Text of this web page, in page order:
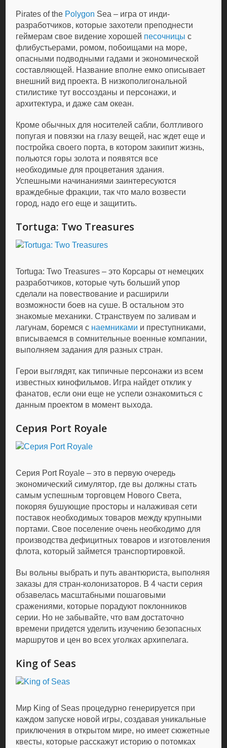
Pirates of the Polygon Sea – игра от инди-
разработчиков, которые захотели преподнести
геймерам свое видение хорошей песочницы с
флибустьерами, ромом, побоищами на море,
опасными подводными гадами и экономической
составляющей. Название вполне емко описывает
внешний вид проекта. В низкополигональной
стилистике тут воссозданы и персонажи, и
архитектура, и даже сам океан.
Кроме обычных для носителей сабли, болтливого
попугая и повязки на глазу вещей, нас ждет еще и
постройка своего порта, в котором закипит жизнь,
польются горы золота и появятся все
необходимые для процветания здания.
Успешными начинаниями заинтересуются
враждебные фракции, так что мало возвести
город, надо его еще и защитить.
Tortuga: Two Treasures
Tortuga: Two Treasures – это Корсары от немецких
разработчиков, которые чуть больший упор
сделали на повествование и расширили
возможности боев на суше. В остальном это
знакомые механики. Странствуем по заливам и
лагунам, боремся с наемниками и преступниками,
вписываемся в сомнительные военные компании,
выполняем задания для разных стран.
Герои выглядят, как типичные персонажи из всем
известных кинофильмов. Игра найдет отклик у
фанатов, если они еще не успели ознакомиться с
данным проектом в момент выхода.
Серия Port Royale
Серия Port Royale – это в первую очередь
экономический симулятор, где вы должны стать
самым успешным торговцем Нового Света,
покоряя бушующие просторы и налаживая сети
поставок необходимых товаров между крупными
портами. Свое поселение очень необходимо для
производства дефицитных товаров и изготовления
флота, который займется транспортировкой.
Вы вольны выбрать и путь авантюриста, выполняя
заказы для стран-колонизаторов. В 4 части серия
обзавелась масштабными пошаговыми
сражениями, которые порадуют поклонников
серии. Но не забывайте, что вам достаточно
времени придется уделить изучению безопасных
маршрутов и цен во всех уголках архипелага.
King of Seas
Мир King of Seas процедурно генерируется при
каждом запуске новой игры, создавая уникальные
приключения в открытом мире, но имеет сюжетные
квесты, которые расскажут историю о потомках